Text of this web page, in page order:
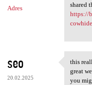
Adres
shared
https://
seo
20.02.2025
this
this
great
you